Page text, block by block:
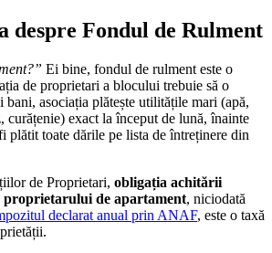
despre Fondul de Rulment
Ei bine, fondul de rulment este o
de proprietari a blocului trebuie să o
asociația plătește utilitățile mari (apă,
curățenie) exact la început de lună, înainte
plătit toate dările pe lista de întreținere din
de Proprietari, obligația achitării
proprietarului de apartament, niciodată
declarat anual prin ANAF, este o taxă